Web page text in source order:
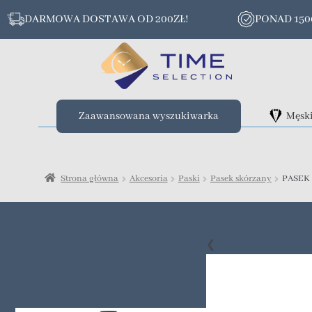
DARMOWA DOSTAWA OD 200ZŁ! PONAD
Zaawansowana wyszukiwarka
Strona główna Akcesoria Paski Pasek skórzany
❮